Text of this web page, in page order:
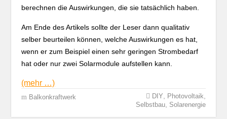
berechnen die Auswirkungen, die sie tatsächlich haben.
Am Ende des Artikels sollte der Leser dann qualitativ
selber beurteilen können, welche Auswirkungen es hat,
wenn er zum Beispiel einen sehr geringen Strombedarf
hat oder nur zwei Solarmodule aufstellen kann.
(mehr …)
Balkonkraftwerk DIY Photovoltaik
Selbstbau, Solarenergie